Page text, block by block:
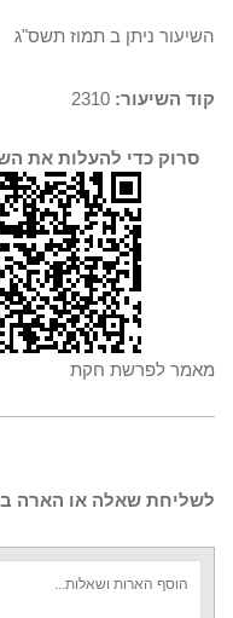
השיעור ניתן ב תמוז תשס"ג
קוד השיעור:
סרוק כדי להעלות את
מאמר לפרשת חקת
לשליחת שאלה או הארה